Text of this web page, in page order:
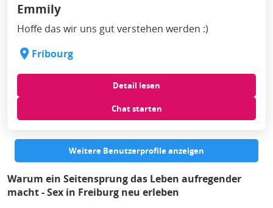
Emmily
Hoffe das wir uns gut verstehen werden :)
Fribourg
Detail lesen
Chat starten
Weitere Benutzerprofile anzeigen
Warum ein Seitensprung das Leben aufregender
macht - Sex in Freiburg neu erleben